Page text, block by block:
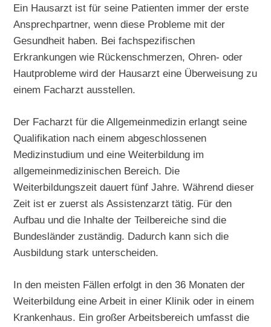
Ein Hausarzt ist für seine Patienten immer der erste
Ansprechpartner, wenn diese Probleme mit der
Gesundheit haben. Bei fachspezifischen
Erkrankungen wie Rückenschmerzen, Ohren- oder
Hautprobleme wird der Hausarzt eine Überweisung zu
einem Facharzt ausstellen.
Der Facharzt für die Allgemeinmedizin erlangt seine
Qualifikation nach einem abgeschlossenen
Medizinstudium und eine Weiterbildung im
allgemeinmedizinischen Bereich. Die
Weiterbildungszeit dauert fünf Jahre. Während dieser
Zeit ist er zuerst als Assistenzarzt tätig. Für den
Aufbau und die Inhalte der Teilbereiche sind die
Bundesländer zuständig. Dadurch kann sich die
Ausbildung stark unterscheiden.
In den meisten Fällen erfolgt in den 36 Monaten der
Weiterbildung eine Arbeit in einer Klinik oder in einem
Krankenhaus. Ein großer Arbeitsbereich umfasst die